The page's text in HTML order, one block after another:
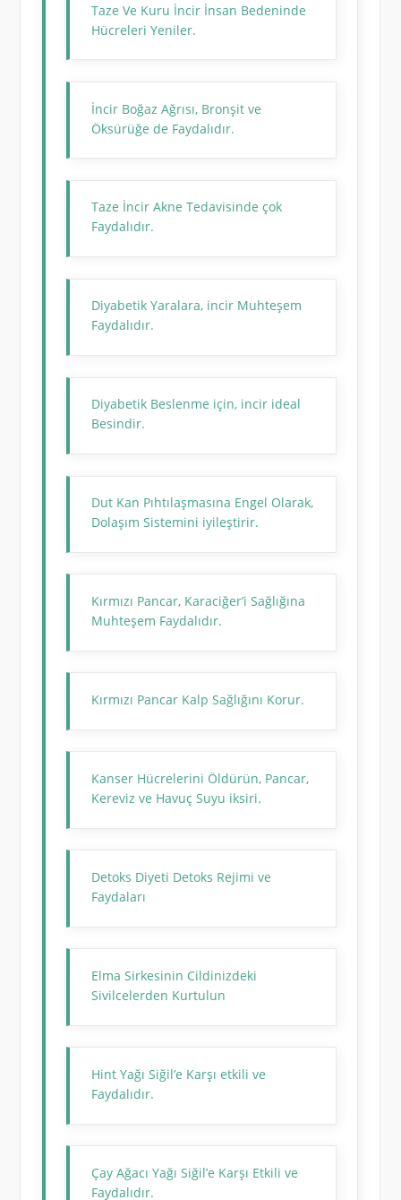
Taze Ve Kuru İncir İnsan Bedeninde
Hücreleri Yeniler.
İncir Boğaz Ağrısı, Bronşit ve
Öksürüğe de Faydalıdır.
Taze İncir Akne Tedavisinde çok
Faydalıdır.
Diyabetik Yaralara, incir Muhteşem
Faydalıdır.
Diyabetik Beslenme için, incir ideal
Besindir.
Dut Kan Pıhtılaşmasına Engel Olarak,
Dolaşım Sistemini iyileştirir.
Kırmızı Pancar, Karaciğer’i Sağlığına
Muhteşem Faydalıdır.
Kırmızı Pancar Kalp Sağlığını Korur.
Kanser Hücrelerini Öldürün, Pancar,
Kereviz ve Havuç Suyu iksiri.
Detoks Diyeti Detoks Rejimi ve
Faydaları
Elma Sirkesinin Cildinizdeki
Sivilcelerden Kurtulun
Hint Yağı Siğil’e Karşı etkili ve
Faydalıdır.
Çay Ağacı Yağı Siğil’e Karşı Etkili ve
Faydalıdır.